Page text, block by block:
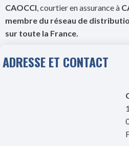
CAOCCI, courtier en assurance à
membre du réseau de
sur toute la France.
ADRESSE ET CONTACT